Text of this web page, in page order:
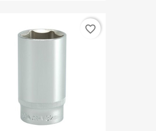
favorite_border